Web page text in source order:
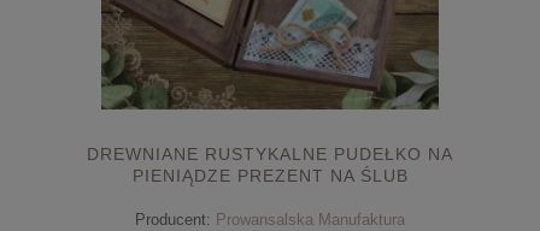
DREWNIANE RUSTYKALNE PUDEŁKO NA
PIENIĄDZE PREZENT NA ŚLUB
Producent: Prowansalska Manufaktura